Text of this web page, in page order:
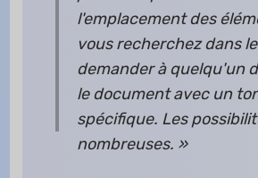
l'emplacement des
vous recherchez dans
demander à quelqu'un
le document avec un
spécifique. Les
nombreuses. »